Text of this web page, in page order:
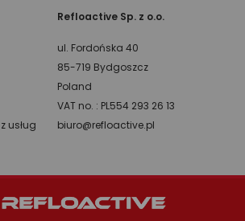
usług
Refloactive Sp. z o.o.
ul. Fordońska 40
85-719 Bydgoszcz
Poland
VAT no. : PL554 293 26 13
biuro@refloactive.pl